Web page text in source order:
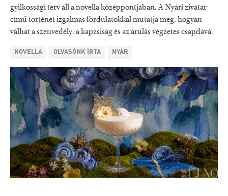
gyilkossági terv áll a novella középpontjában. A Nyári zivatar
című történet izgalmas fordulatokkal mutatja meg, hogyan
válhat a szenvedély, a kapzsiság és az árulás végzetes csapdává.
NOVELLA OLVASÓNK ÍRTA NYÁR